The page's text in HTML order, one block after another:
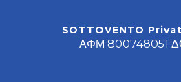
SOTTOVENTO
ΑΦΜ 800748051